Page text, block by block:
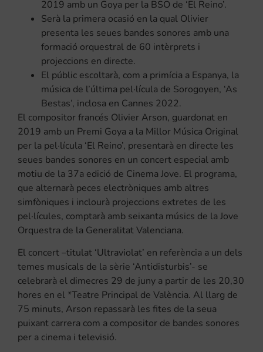
2019 amb un Goya per la BSO de ‘El Reino’.
Serà la primera ocasió en la qual Olivier
presenta les seues bandes sonores amb una
formació orquestral de 60 intèrprets i
projeccions en directe.
El públic escoltarà, com a primícia a Espanya, la
música de l’última pel·lícula de Sorogoyen, ‘As
Bestas’, inclosa en Cannes 2022.
El compositor francés Olivier Arson, guardonat en
2019 amb un Premi Goya a la Millor Música Original
per la pel·lícula ‘El Reino’, presentarà en directe les
seues bandes sonores en un concert especial amb
motiu de la 37a edició de Cinema Jove. El programa,
que alternarà peces electròniques amb altres
simfòniques i inclourà projeccions extretes de les
pel·lícules, comptarà amb seixanta músics de la Jove
Orquestra de la Generalitat Valenciana.
El concert –titulat ‘Ultraviolat’ en referència a un dels
temes musicals de la sèrie ‘Antidisturbis’- se
celebrarà el dimecres 29 de juny a partir de les 20,30
hores en el *Teatre Principal de València. Al llarg de
75 minuts, Arson repassarà les fites de la seua
puixant carrera com a compositor de bandes sonores
per a cinema i televisió.